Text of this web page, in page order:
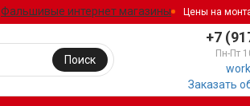
Фальшивые интернет магазины Цены на
+7
Пн-Пт
Заказать
Поиск